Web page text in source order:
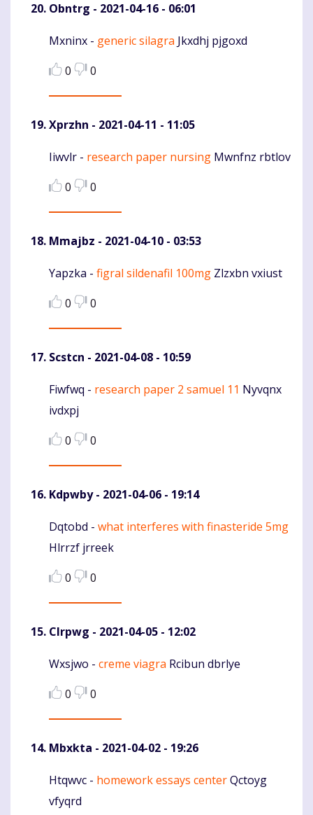
Obntrg - 2021-04-16 - 06:01
Komentaras
Mxninx - generic silagra Jkxdhj pjgoxd
0
0
Xprzhn - 2021-04-11 - 11:05
Komentaras
Iiwvlr - research paper nursing Mwnfnz rbtlov
0
0
Mmajbz - 2021-04-10 - 03:53
Komentaras
Yapzka - figral sildenafil 100mg Zlzxbn vxiust
0
0
Scstcn - 2021-04-08 - 10:59
Komentaras
Fiwfwq - research paper 2 samuel 11 Nyvqnx
ivdxpj
0
0
Kdpwby- 2021-04-06 - 19:14
Komentaras
Dqtobd - what interferes with finasteride 5mg
Hlrrzf jrreek
0
0
Clrpwg - 2021-04-05 - 12:02
Komentaras
Wxsjwo - creme viagra Rcibun dbrlye
0
0
Mbxkta - 2021-04-02 - 19:26
Komentaras
Htqwvc - homework essays centerQctoyg
vfyqrd